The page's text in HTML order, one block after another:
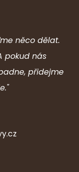
něco dělat.
pokud nás
přidejme